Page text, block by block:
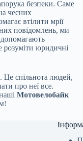
безпеки. Саме
чесних
втілити мрії
повідомлень, ми
розуміти юридичні
Це спільнота людей,
про неї все.
Мотовелобайк